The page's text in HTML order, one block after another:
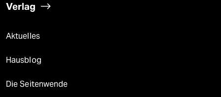
Verlag
Aktuelles
Hausblog
Die Seitenwende